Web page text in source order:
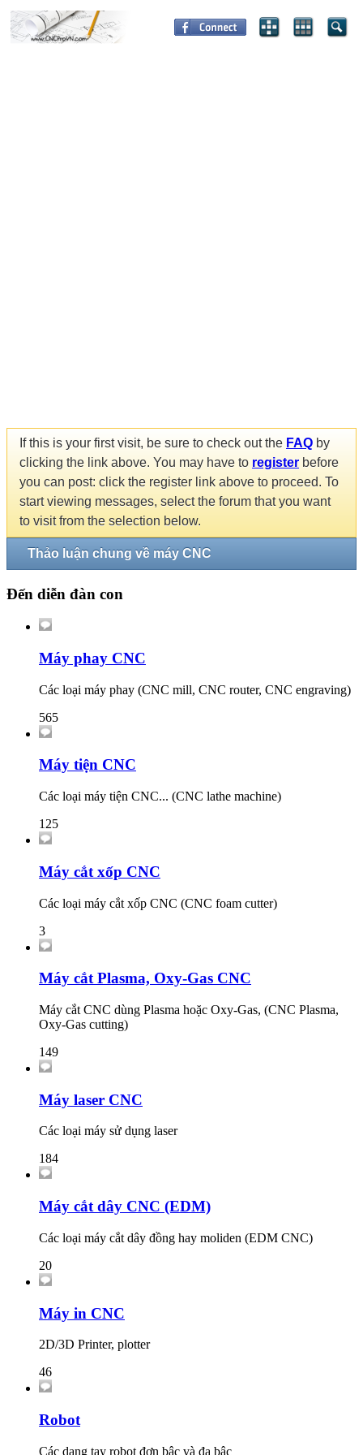
If this is your first visit, be sure to check out the FAQ by
clicking the link above. You may have to register before
you can post: click the register link above to proceed. To
start viewing messages, select the forum that you want
to visit from the selection below.
Thảo luận chung về máy CNC
Đến diễn đàn con
Máy phay CNC
Các loại máy phay (CNC mill, CNC router, CNC engraving)
565
Máy tiện CNC
Các loại máy tiện CNC... (CNC lathe machine)
125
Máy cắt xốp CNC
Các loại máy cắt xốp CNC (CNC foam cutter)
3
Máy cắt Plasma, Oxy-Gas CNC
Máy cắt CNC dùng Plasma hoặc Oxy-Gas, (CNC Plasma,
Oxy-Gas cutting)
149
Máy laser CNC
Các loại máy sử dụng laser
184
Máy cắt dây CNC (EDM)
Các loại máy cắt dây đồng hay moliden (EDM CNC)
20
Máy in CNC
2D/3D Printer, plotter
46
Robot
Các dạng tay robot đơn bậc và đa bậc